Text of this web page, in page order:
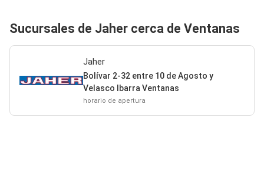
Sucursales de Jaher cerca de Ventanas
Jaher
Bolívar 2-32 entre 10 de Agosto y
Velasco Ibarra Ventanas
horario de apertura